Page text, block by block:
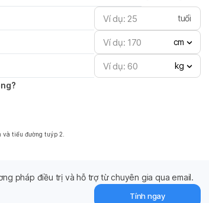
tuổi
cm
kg
tiểu đường tuýp 2.
pháp điều trị và hỗ trợ từ chuyên gia qua email.
Tính ngay